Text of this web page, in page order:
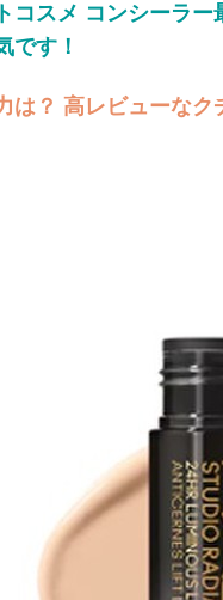
コスメ コンシーラ
です！
は？ 高レビューなク